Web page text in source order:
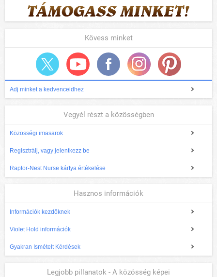
Kövess minket
Adj minket a kedvenceidhez
Vegyél részt a közösségben
Közösségi imasarok
Regisztrálj, vagy jelentkezz be
Raptor-Nest Nurse kártya értékelése
Hasznos információk
Információk kezdőknek
Violet Hold információk
Gyakran Ismételt Kérdések
Legjobb pillanatok - A közösség képei